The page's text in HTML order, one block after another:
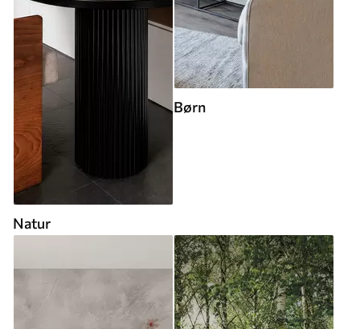
Natur
Børn